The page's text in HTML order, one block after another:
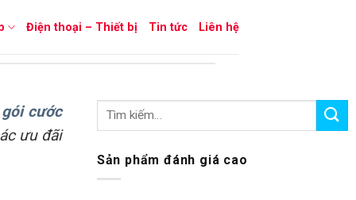
Điện thoại – Thiết bị Tin tức Liên hệ
gói cước
ưu đãi
Sản phẩm đánh giá cao